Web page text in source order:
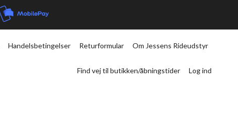
Handelsbetingelser Returformular Om Jessens Rideudstyr
Find vej til butikken/åbningstider Log ind